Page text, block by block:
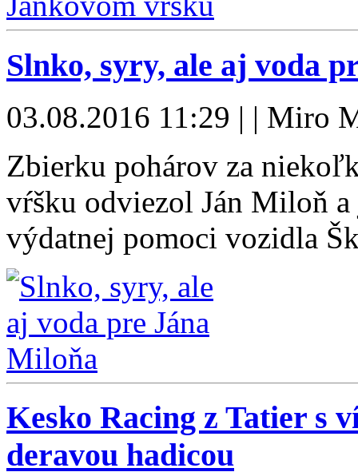
Slnko, syry, ale aj voda
03.08.2016 11:29 | | Miro
Zbierku pohárov za
vŕšku odviezol Ján Miloň a
výdatnej pomoci vozidla
Kesko Racing z Tatier s
deravou hadicou